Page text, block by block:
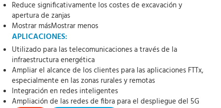
Reduce significativamente los costes de excavación y
apertura de zanjas
Mostrar másMostrar menos
APLICACIONES:
Utilizado para las telecomunicaciones a través de la
infraestructura energética
Ampliar el alcance de los clientes para las aplicaciones FTTx,
especialmente en las zonas rurales y remotas
Integración en redes inteligentes
Ampliación de las redes de fibra para el despliegue del 5G